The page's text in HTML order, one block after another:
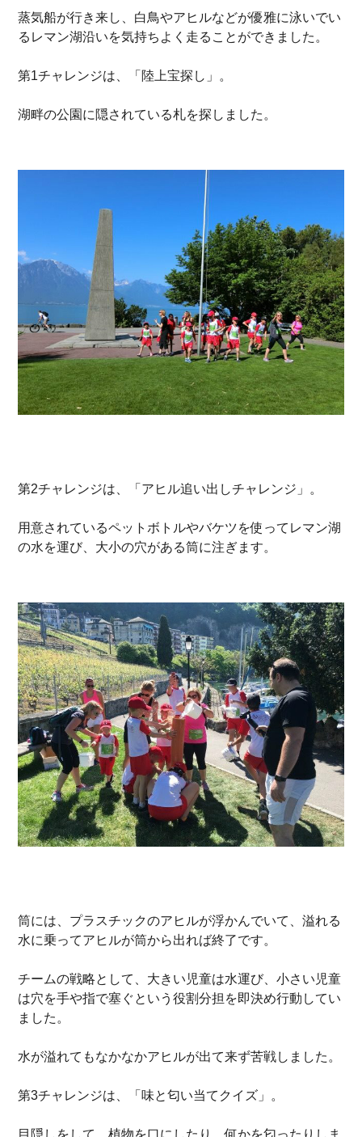
蒸気船が行き来し、白鳥やアヒルなどが優雅に泳いでい
るレマン湖沿いを気持ちよく走ることができました。
第1チャレンジは、「陸上宝探し」。
湖畔の公園に隠されている札を探しました。
第2チャレンジは、「アヒル追い出しチャレンジ」。
用意されているペットボトルやバケツを使ってレマン湖
の水を運び、大小の穴がある筒に注ぎます。
筒には、プラスチックのアヒルが浮かんでいて、溢れる
水に乗ってアヒルが筒から出れば終了です。
チームの戦略として、大きい児童は水運び、小さい児童
は穴を手や指で塞ぐという役割分担を即決め行動してい
ました。
水が溢れてもなかなかアヒルが出て来ず苦戦しました。
第3チャレンジは、「味と匂い当てクイズ」。
目隠しをして、植物を口にしたり、何かを匂ったりしま